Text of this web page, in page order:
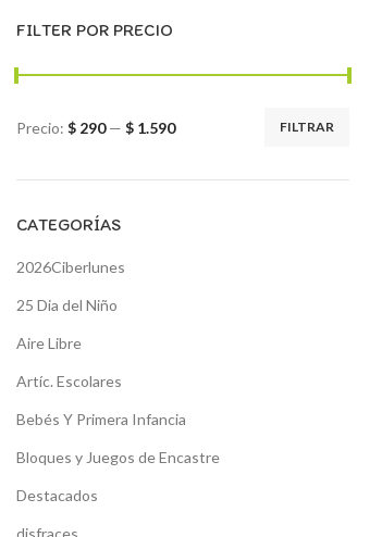
FILTER POR PRECIO
FILTRAR
Precio: $ 290— $ 1.590
CATEGORÍAS
2026Ciberlunes
25 Dia del Niño
Aire Libre
Artíc. Escolares
Bebés Y Primera Infancia
Bloques y Juegos de Encastre
Destacados
disfraces